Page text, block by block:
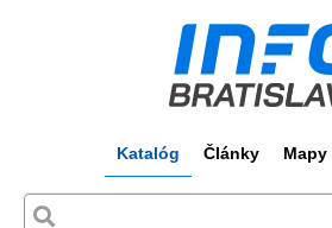
Katalóg Články Mapy